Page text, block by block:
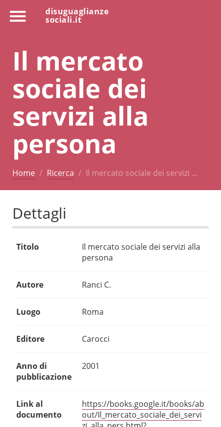
disuguaglianze
sociali.it
Il mercato
sociale dei
servizi alla
persona
Home Ricerca Il mercato sociale dei servizi …
Dettagli
Titolo
Il mercato sociale dei servizi alla
persona
Autore Ranci C.
Luogo Roma
Editore Carocci
Anno di
pubblicazione
2001
Link al
documento
https://books.google.it/books/ab
out/Il_mercato_sociale_dei_servi